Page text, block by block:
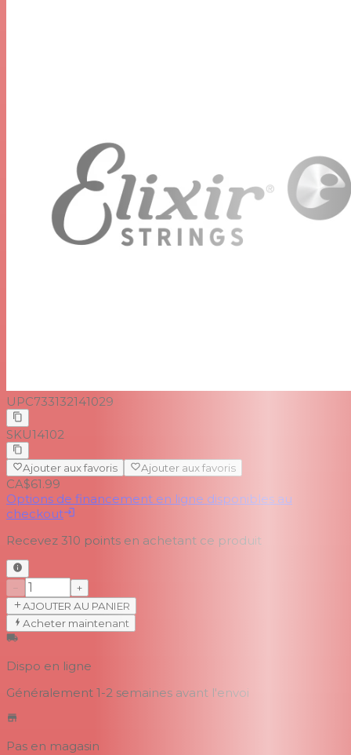
UPC733132141029
SKU14102
Ajouter aux favoris Ajouter aux favoris
CA$61.99
Options de financement en ligne disponibles au
checkout
Recevez 310 points en achetant ce produit
−
+
AJOUTER AU PANIER
Acheter maintenant
Dispo en ligne
Généralement 1-2 semaines avant l'envoi
Pas en magasin